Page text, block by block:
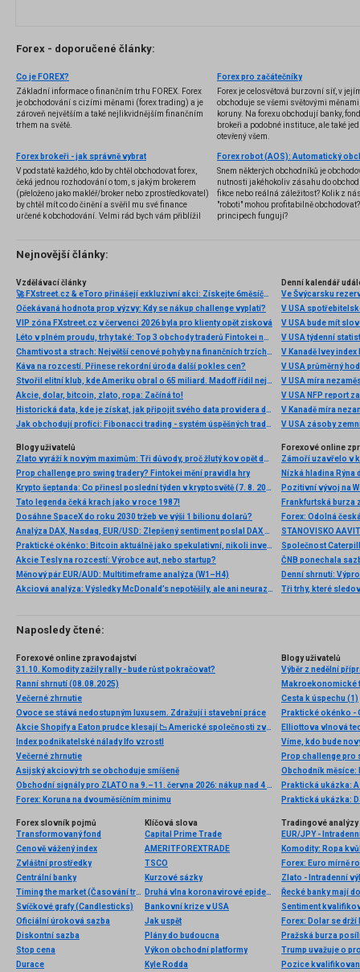
Forex - doporučené články:
Co je FOREX?
Základní informace o finančním trhu FOREX. Forex
je obchodování s cizími měnami (forex trading) a je
zároveň největším a také nejlikvidnějším finančním
trhem na světě.
Forex pro začátečníky
Forex je celosvětová burzovní síť, v
obchoduje se všemi světovými
koruny. Na forexu obchodují banky,
brokeři a podobné instituce, ale také
otevřený všem.
Forex brokeři - jak správně vybrat
V podstatě každého, kdo by chtěl obchodovat forex,
čeká jednou rozhodování o tom, s jakým brokerem
(přeloženo jako makléř/broker nebo zprostředkovatel)
by chtěl mít co do činění a svěřil mu své finance
určené k obchodování. Velmi rád bych vám přiblížil
několik příkladů nejznámějších z nich.
Snem některých obchodníků je
nutnosti jakéhokoliv zásahu do
fikce nebo reálná záležitost? Kolik z
"roboti" mohou profitabilně
principech fungují?
Nejnovější články:
Vzdělávací články
🚀 FXstreet.cz & eToro přinášejí exkluzivní akci: Získejte 6měsíční členství ve VIP zóně ZDARMA
Očekávaná hodnota prop výzvy: Kdy se nákup challenge vyplatí?
VIP zóna FXstreet.cz v červenci 2026 byla pro klienty opět zisková
Léto v plném proudu, trhy také: Top 3 obchody traderů Fintokei na indexech a zlatě
Chamtivost a strach: Největší cenové pohyby na finančních trzích (červenec 2026)
Káva na rozcestí. Přinese rekordní úroda další pokles cen?
Stvořil elitní klub, kde Ameriku obral o 65 miliard. Madoff řídil největší Ponzi dějin
Akcie, dolar, bitcoin, zlato, ropa: Začíná to!
Historická data, kde je získat, jak připojit svého data providera do MultiCharts a proč je budeme potřebovat? (4. díl)
Jak obchodují profíci: Fibonacci trading - systém úspěšných traderů
Denní kalendář
Ve Švýcarsku
V USA
V USA bude mít
V USA týdenní
V Kanadě Ivey index
V USA průměrný
V USA míra
V USA NFP report
V Kanadě míra
V USA zásoby
Blogy uživatelů
Zlato vyráží k novým maximům: Tři důvody, proč žlutý kov opět dominuje
Prop challenge pro swing tradery? Fintokei mění pravidla hry
Krypto šeptanda: Co přinesl poslední týden v kryptosvětě (7. 8. 2026)
Tato legenda čeká krach jako v roce 1987!
Dosáhne SpaceX do roku 2030 tržeb ve výši 1 bilionu dolarů?
Analýza DAX, Nasdaq, EUR/USD: Zlepšený sentiment poslal DAX na nová maxima
Praktické okénko: Bitcoin aktuálně jako spekulativní, nikoli investiční aktivum
Akcie Tesly na rozcestí: Výrobce aut, nebo startup?
Měnový pár EUR/AUD: Multitimeframe analýza (W1–H4)
Akciová analýza: Výsledky McDonald’s nepotěšily, ale ani neurazily. Jakou vizi společnost prezentovala?
Forexové online
Nízká hladina
Pozitivní vývoj na
Frankfurtská burza
Denní shrnutí:
Tři trhy, které
Naposledy čtené:
Forexové online zpravodajství
31.10. Komodity zažily rally - bude růst pokračovat?
Ranní shrnutí (08.08.2025)
Večerné zhrnutie
Ovoce se stává nedostupným luxusem. Zdražují i stavební práce
Akcie Shopify a Eaton prudce klesají 📉 Americké společnosti zveřejňují tržby
Index podnikatelské nálady Ifo vzrostl
Večerné zhrnutie
Asijský akciový trh se obchoduje smíšeně
Obchodní signály pro ZLATO na 9.–11. června 2026: nákup nad 4 300 USD (21 SMA – 6/8 Murray)
Forex: Koruna na dvouměsíčním minimu
Blogy uživatelů
Výběr z nedělní
Makroekonomické
Cesta k úspechu (1)
Praktické okénko -
Víme, kdo bude
Prop challenge pro
Praktická ukázka:
Praktická ukázka:
Forex slovník pojmů
Transformovaný fond
Cenově vážený index
Zvláštní prostředky
Centrální banky
Timing the market (Časování trhu)
Svíčkové grafy (Candlesticks)
Oficiální úroková sazba
Diskontní sazba
Stop cena
Durace
Klíčová slova
Capital Prime Trade
AMERITFOREXTRADE
TSCO
Kurzové sázky
Druhá vlna koronavirové epidemie
Bankovní krize v USA
Jak uspět
Plány do budoucna
Výkon obchodní platformy
Kyle Rodda
Tradingové analýzy
EUR/JPY -
Komodity: Ropa
Forex: Euro mírně
Zlato - Intradenní
Řecké banky mají
Sentiment
Pražská burza
Trump uvažuje o
Pozice